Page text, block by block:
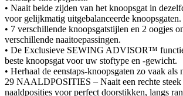
• Naait beide zijden van het knoopsgat in
voor gelijkmatig uitgebalanceerde knoopsgaten.
• 7 verschillende knoopsgatstijlen en 2 oogjes
verschillende naaitoepassingen.
• De Exclusieve SEWING ADVISOR™
beste knoopsgat voor uw stoftype en -gewicht.
• Herhaal de eenstaps-knoopsgaten zo vaak als
29 NAALDPOSITIES – Naait een rechte steek
naaldposities voor perfect doorstikken, langs